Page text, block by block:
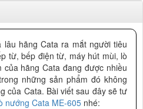
hãng Cata ra mắt người tiêu
từ, bếp điện từ, máy hút mùi, lò
hãng Cata đang được nhiều
những sản phẩm đó không
của Cata. Bài viết sau đây sẽ tư
nướng Cata ME-605 nhé: